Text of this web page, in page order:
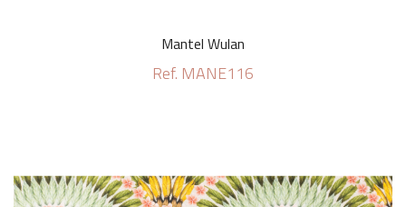
Mantel Wulan
Ref. MANE116